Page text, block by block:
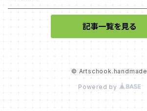
記事一覧を見る
© Artschook.handmade
Powered by